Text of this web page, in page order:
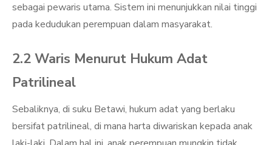
sebagai pewaris utama. Sistem ini menunjukkan nilai tinggi
pada kedudukan perempuan dalam masyarakat.
2.2 Waris Menurut Hukum Adat
Patrilineal
Sebaliknya, di suku Betawi, hukum adat yang berlaku
bersifat patrilineal, di mana harta diwariskan kepada anak